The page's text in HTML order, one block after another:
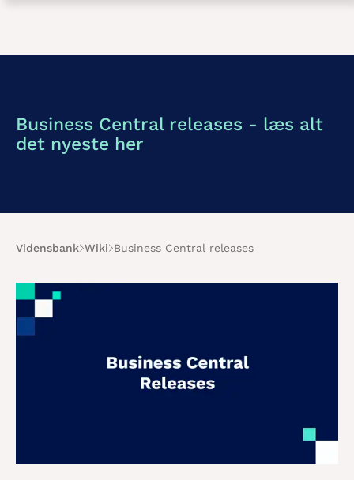
Business Central releases - læs alt
det nyeste her
Vidensbank Wiki Business Central releases